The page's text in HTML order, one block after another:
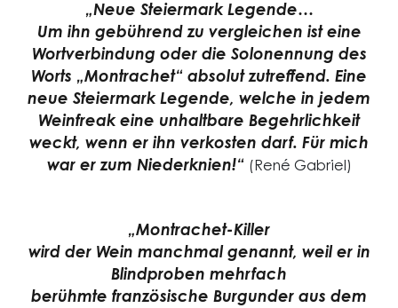
„Neue Steiermark Legende…
Um ihn gebührend zu vergleichen ist eine
Wortverbindung oder die Solo­nennung des
Worts „Montrachet“ absolut zutreffend. Eine
neue Steiermark Legende, welche in jedem
Weinfreak eine unhaltbare Begehrlichkeit
weckt, wenn er ihn verkosten darf. Für mich
war er zum Niederknien!“ (René Gabriel)
„Montrachet-Killer
wird der Wein manchmal genannt, weil er in
Blindproben mehrfach
berühmte französische Burgunder aus dem